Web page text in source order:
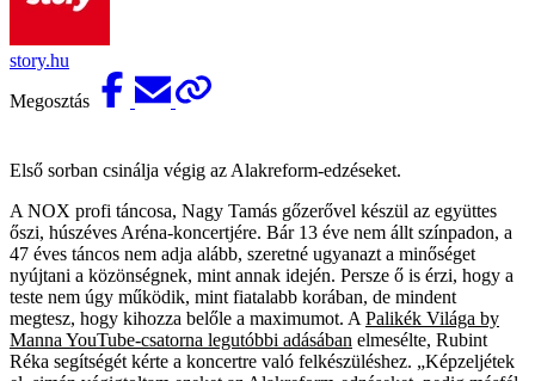
story.hu
Megosztás
Első sorban csinálja végig az Alakreform-edzéseket.
A NOX profi táncosa, Nagy Tamás gőzerővel készül az együttes
őszi, húszéves Aréna-koncertjére. Bár 13 éve nem állt színpadon, a
47 éves táncos nem adja alább, szeretné ugyanazt a minőséget
nyújtani a közönségnek, mint annak idején. Persze ő is érzi, hogy a
teste nem úgy működik, mint fiatalabb korában, de mindent
megtesz, hogy kihozza belőle a maximumot. A Palikék Világa by
Manna YouTube-csatorna legutóbbi adásában elmesélte, Rubint
Réka segítségét kérte a koncertre való felkészüléshez. „Képzeljétek